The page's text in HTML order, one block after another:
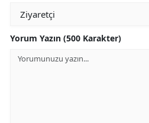
Yorum Yazın (500 Karakter)